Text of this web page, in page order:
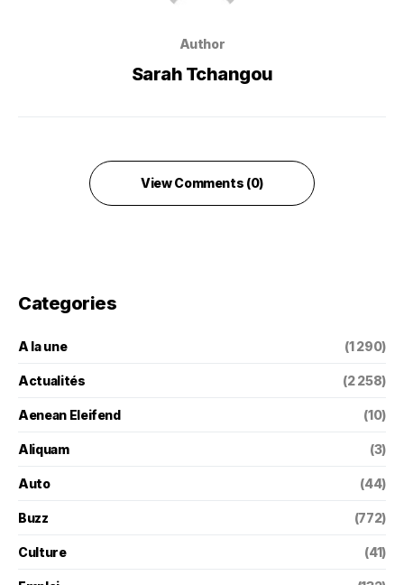
Author
Sarah Tchangou
View Comments (0)
Categories
A la une (1 290)
Actualités (2 258)
Aenean Eleifend (10)
Aliquam (3)
Auto (44)
Buzz (772)
Culture (41)